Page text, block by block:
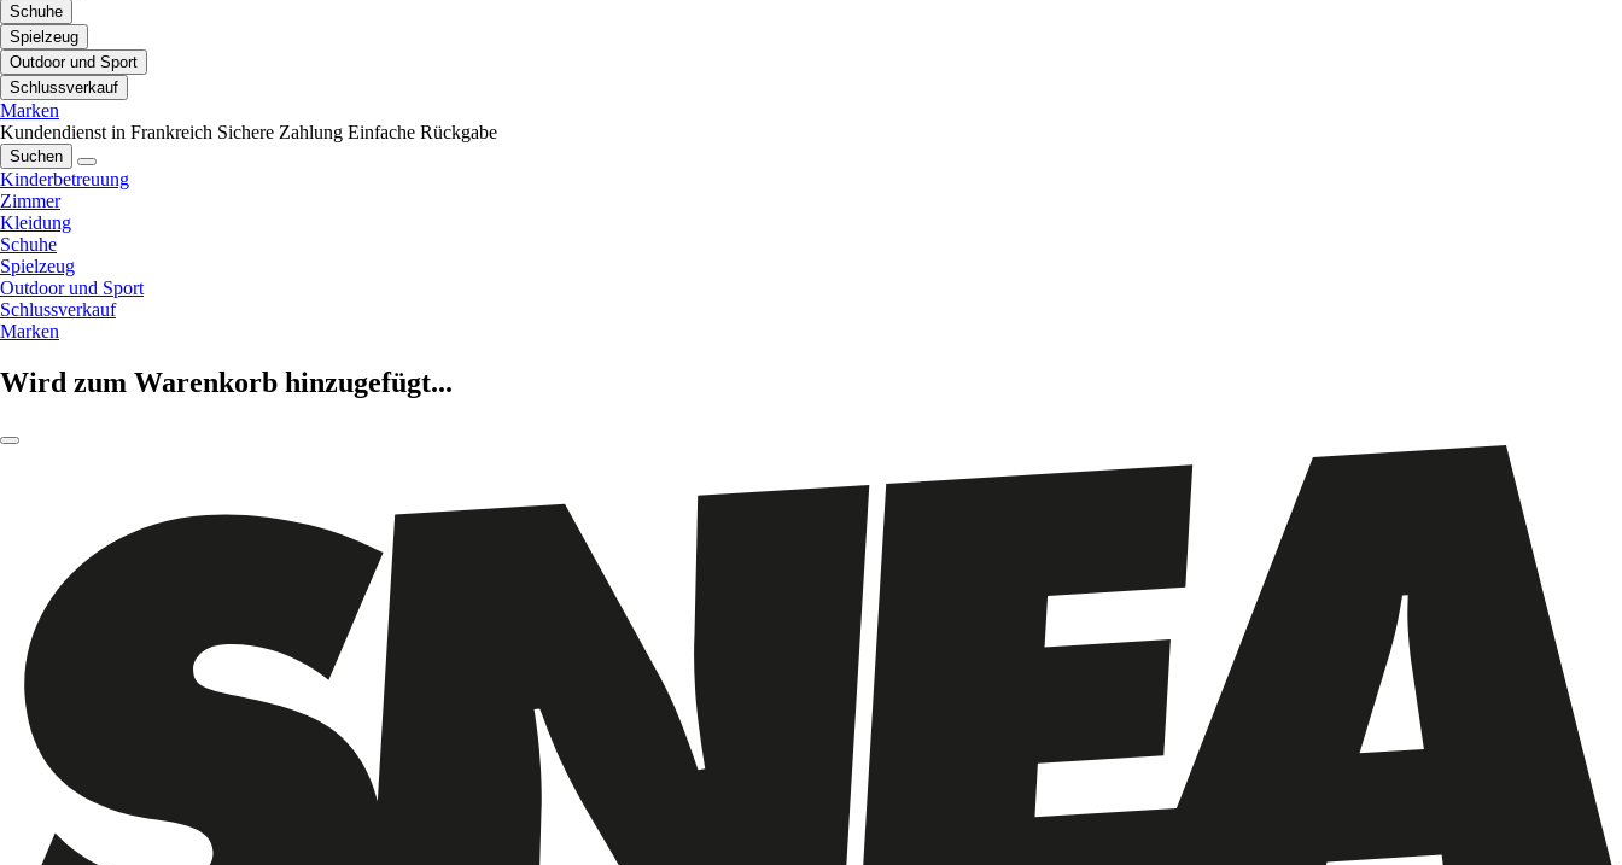
Schuhe
Spielzeug
Outdoor und Sport
Schlussverkauf
Marken
Kundendienst in Frankreich Sichere Zahlung Einfache Rückgabe
Suchen
Kinderbetreuung
Zimmer
Kleidung
Schuhe
Spielzeug
Outdoor und Sport
Schlussverkauf
Marken
Wird zum Warenkorb hinzugefügt...